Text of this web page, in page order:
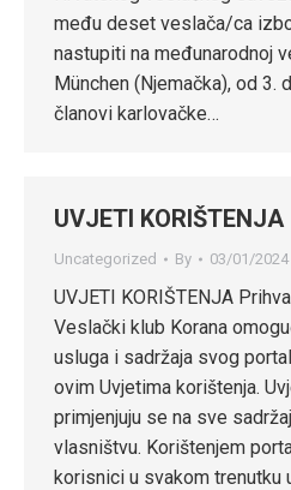
među deset veslača/ca
nastupiti na međunarodnoj
München (Njemačka), od 3.
članovi karlovačke…
UVJETI KORIŠTENJA
Uncategorized By 03/01/2024
UVJETI KORIŠTENJA
Veslački klub Korana
usluga i sadržaja svog
ovim Uvjetima korištenja.
primjenjuju se na sve
vlasništvu. Korištenjem
korisnici u svakom trenutku